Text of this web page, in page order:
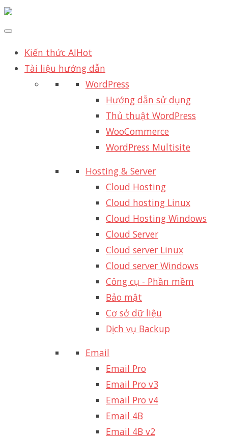
Kiến thức AIHot
Tài liệu hướng dẫn
WordPress
Hướng dẫn sử dụng
Thủ thuật WordPress
WooCommerce
WordPress Multisite
Hosting & Server
Cloud Hosting
Cloud hosting Linux
Cloud Hosting Windows
Cloud Server
Cloud server Linux
Cloud server Windows
Công cụ - Phần mềm
Bảo mật
Cơ sở dữ liệu
Dịch vụ Backup
Email
Email Pro
Email Pro v3
Email Pro v4
Email 4B
Email 4B v2